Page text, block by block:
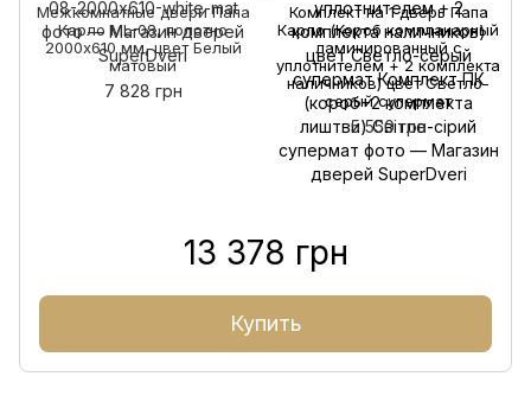
Межкомнатные двери Папа
Карло ML-08, полотно
2000х610 мм, цвет Белый
матовый
7 828 грн
Комплект на 1 дверь Папа
Карло (Короб компланарный
ламинированный с
уплотнителем + 2 комплекта
наличников) цвет Светло-
серый супермат
5 550 грн
13 378 грн
Купить